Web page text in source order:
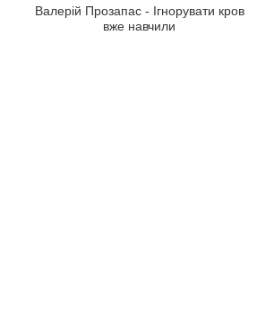
Валерій Прозапас - Ігнорувати кров
вже навчили